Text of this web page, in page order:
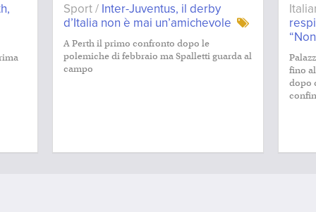
Sport / Inter-Juventus, il derby
d’Italia non è mai un’amichevole
A Perth il primo confronto dopo le
polemiche di febbraio ma Spalletti guarda al
campo
fino
dopo